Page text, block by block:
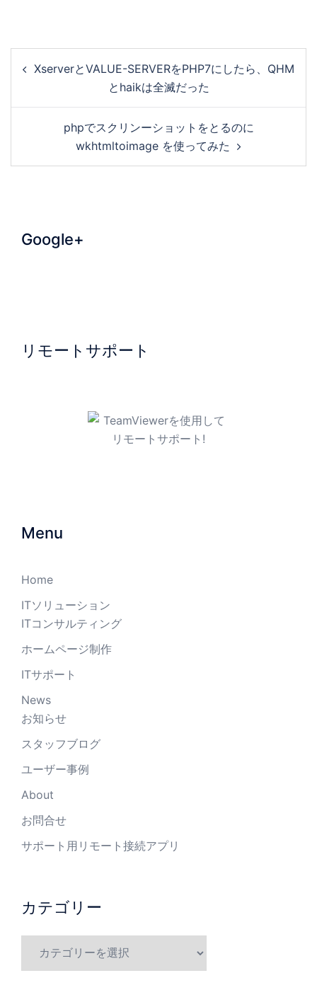
XserverとVALUE-SERVERをPHP7にしたら、QHM
とhaikは全滅だった
phpでスクリンーショットをとるのに
wkhtmltoimage を使ってみた
Google+
リモートサポート
Menu
Home
ITソリューション
ITコンサルティング
ホームページ制作
ITサポート
News
お知らせ
スタッフブログ
ユーザー事例
About
お問合せ
サポート用リモート接続アプリ
カテゴリー